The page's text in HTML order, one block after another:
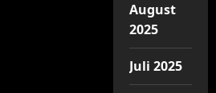
August
2025
Juli 2025